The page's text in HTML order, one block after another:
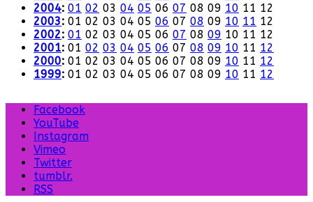
2004: 01 02 03 04 05 06 07 08 09 10 11 12
2003: 01 02 03 04 05 06 07 08 09 10 11 12
2002: 01 02 03 04 05 06 07 08 09 10 11 12
2001: 01 02 03 04 05 06 07 08 09 10 11 12
2000: 01 02 03 04 05 06 07 08 09 10 11 12
1999: 01 02 03 04 05 06 07 08 09 10 11 12
Facebook
YouTube
Instagram
Vimeo
Twitter
tumblr.
RSS